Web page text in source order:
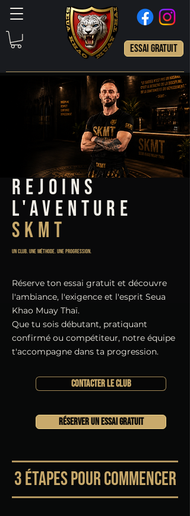
ESSAI GRATUIT
REJOINS
L'AVENTURE
SKMT
UN CLUB. UNE MÉTHODE. UNE PROGRESSION.
Réserve ton essai gratuit et découvre
l'ambiance, l'exigence et l'esprit Seua
Khao Muay Thaï.
Que tu sois débutant, pratiquant
confirmé ou compétiteur, notre équipe
t'accompagne dans ta progression.
CONTACTER LE CLUB
RÉSERVER UN ESSAI GRATUIT
3 ÉTAPES POUR COMMENCER